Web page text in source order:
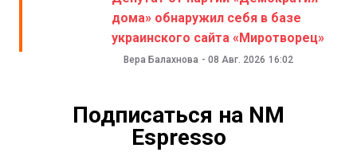
дома» обнаружил себя в базе
украинского сайта «Миротворец»
Вера Балахнова - 08 Авг. 2026 16:02
Подписаться на NM
Espresso